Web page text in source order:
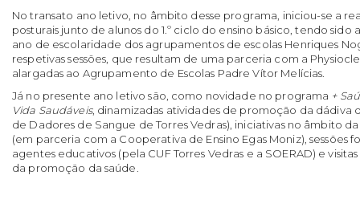
No transato ano letivo, no âmbito desse programa, iniciou-se a
posturais junto de alunos do 1.º ciclo do ensino básico, tendo sido
ano de escolaridade dos agrupamentos de escolas Henriques
respetivas sessões, que resultam de uma parceria com a
alargadas ao Agrupamento de Escolas Padre Vítor Melícias.
Já no presente ano letivo são, como novidade no programa +
Vida Saudáveis, dinamizadas atividades de promoção da dádiva
de Dadores de Sangue de Torres Vedras), iniciativas no âmbito
(em parceria com a Cooperativa de Ensino Egas Moniz), sessões
agentes educativos (pela CUF Torres Vedras e a SOERAD) e
da promoção da saúde.